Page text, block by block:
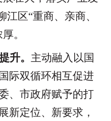
江区“重商、亲商、
。
升。 主动融入以国
际双循环相互促进
、市政府赋予的打
新定位、新要求，